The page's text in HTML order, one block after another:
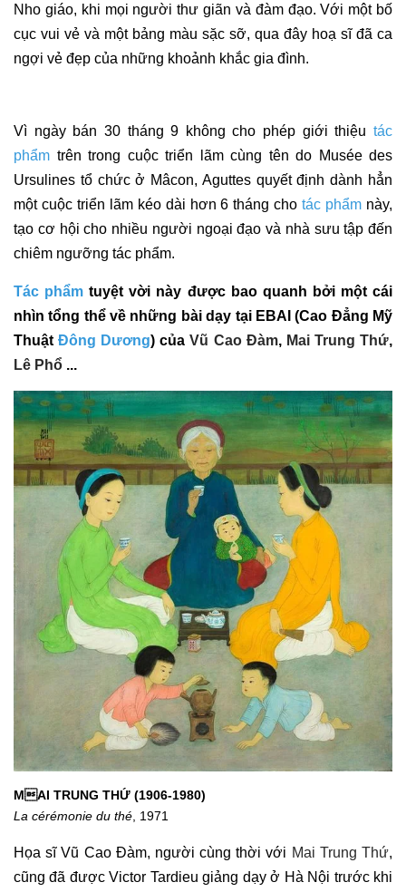
Nho giáo, khi mọi người thư giãn và đàm đạo. Với một bố
cục vui vẻ và một bảng màu sặc sỡ, qua đây hoạ sĩ đã ca
ngợi vẻ đẹp của những khoảnh khắc gia đình.
Vì ngày bán 30 tháng 9 không cho phép giới thiệu tác
phẩm trên trong cuộc triển lãm cùng tên do Musée des
Ursulines tổ chức ở Mâcon, Aguttes quyết định dành hẳn
một cuộc triển lãm kéo dài hơn 6 tháng cho tác phẩm này,
tạo cơ hội cho nhiều người ngoại đạo và nhà sưu tập đến
chiêm ngưỡng tác phẩm.
Tác phẩm tuyệt vời này được bao quanh bởi một cái
nhìn tổng thể về những bài dạy tại EBAI (Cao Đẳng Mỹ
Thuật Đông Dương) của Vũ Cao Đàm, Mai Trung Thứ
Lê Phổ ...
MAI TRUNG THỨ (1906-1980)
La cérémonie du thé , 1971
Họa sĩ Vũ Cao Đàm, người cùng thời với Mai Trung Thứ,
cũng đã được Victor Tardieu giảng dạy ở Hà Nội trước khi